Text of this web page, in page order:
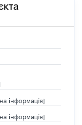
інформація]
інформація]